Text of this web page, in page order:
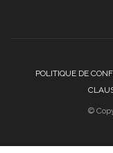
POLITIQUE DE
©